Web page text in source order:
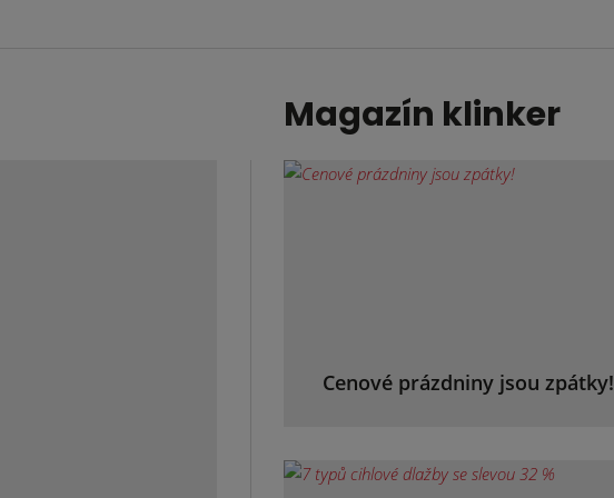
Magazín klinker
Cenové prázdniny jsou zpátky!